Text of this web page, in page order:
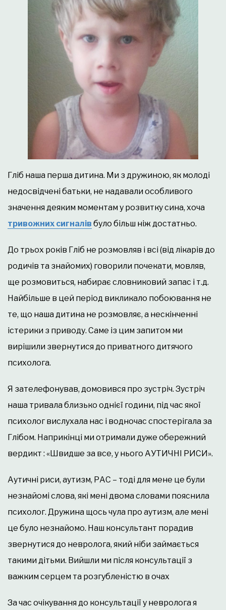
Гліб наша перша дитина. Ми з дружиною, як молоді
недосвідчені батьки, не надавали особливого
значення деяким моментам у розвитку сина, хоча
тривожних сигналів було більш ніж достатньо.
До трьох років Гліб не розмовляв і всі (від лікарів до
родичів та знайомих) говорили почекати, мовляв,
ще розмовиться, набирає словниковий запас і т.д.
Найбільше в цей період викликало побоювання не
те, що наша дитина не розмовляє, а нескінченні
істерики з приводу. Саме із цим запитом ми
вирішили звернутися до приватного дитячого
психолога.
Я зателефонував, домовився про зустріч. Зустріч
наша тривала близько однієї години, під час якої
психолог вислухала нас і водночас спостерігала за
Глібом. Наприкінці ми отримали дуже обережний
вердикт : «Швидше за все, у нього АУТИЧНІ РИСИ».
Аутичні риси, аутизм, РАС – тоді для мене це були
незнайомі слова, які мені двома словами пояснила
психолог. Дружина щось чула про аутизм, але мені
це було незнайомо. Наш консультант порадив
звернутися до невролога, який ніби займається
такими дітьми. Вийшли ми після консультації з
важким серцем та розгубленістю в очах
За час очікування до консультації у невролога я